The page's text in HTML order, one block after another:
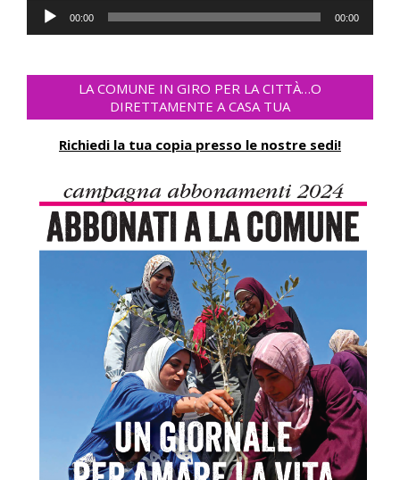
Audio
Player
00:00 00:00
LA COMUNE IN GIRO PER LA CITTÀ…O
DIRETTAMENTE A CASA TUA
Richiedi la tua copia presso le nostre sedi!